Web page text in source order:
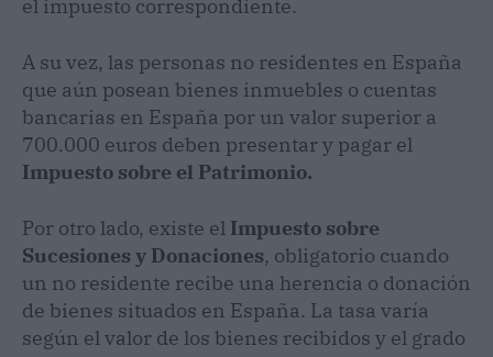
el impuesto correspondiente.
A su vez, las personas no residentes en España
que aún posean bienes inmuebles o cuentas
bancarias en España por un valor superior a
700.000 euros deben presentar y pagar el
Impuesto sobre el Patrimonio.
Por otro lado, existe el Impuesto sobre
Sucesiones y Donaciones, obligatorio cuando
un no residente recibe una herencia o donación
de bienes situados en España. La tasa varía
según el valor de los bienes recibidos y el grado